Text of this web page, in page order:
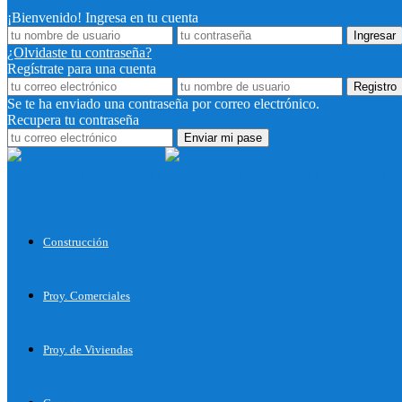
¡Bienvenido! Ingresa en tu cuenta
¿Olvidaste tu contraseña?
Regístrate para una cuenta
Se te ha enviado una contraseña por correo electrónico.
Recupera tu contraseña
Construcción
Proy. Comerciales
Proy. de Viviendas